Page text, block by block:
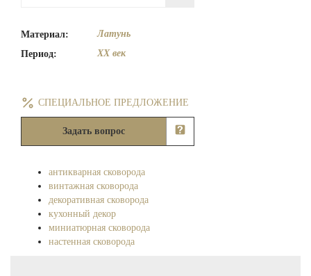
Материал:
Латунь
Период:
XX век
СПЕЦИАЛЬНОЕ ПРЕДЛОЖЕНИЕ
Задать вопрос
антикварная сковорода
винтажная сковорода
декоративная сковорода
кухонный декор
миниатюрная сковорода
настенная сковорода